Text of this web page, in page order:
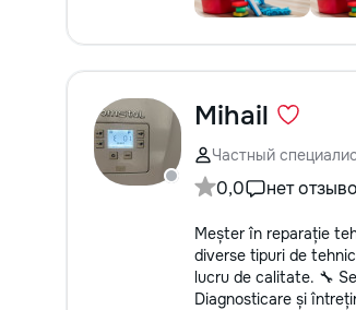
Mihail
Частный
0,0 нет
Meșter în reparație
diverse tipuri de
lucru de calitate. 🔧
Diagnosticare și